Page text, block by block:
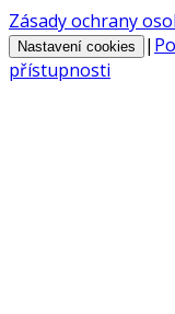
Zásady ochrany
Nastavení cookies |
přístupnosti